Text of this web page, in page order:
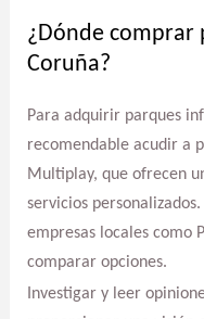
¿Dónde comprar
Coruña?
Para adquirir parques
recomendable acudir a
Multiplay, que ofrecen
servicios
empresas locales como
comparar opciones.
Investigar y leer